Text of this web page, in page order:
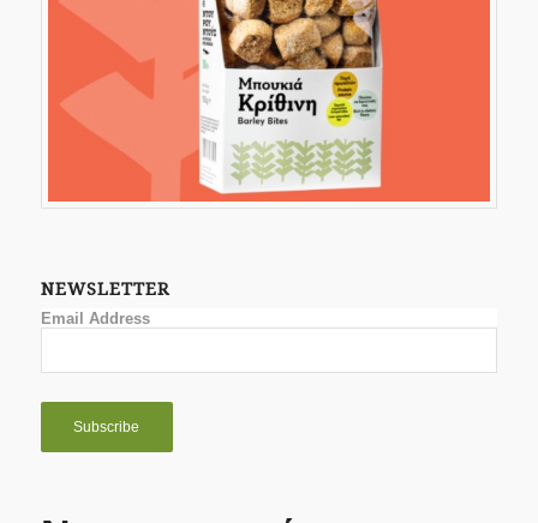
NEWSLETTER
Email Address